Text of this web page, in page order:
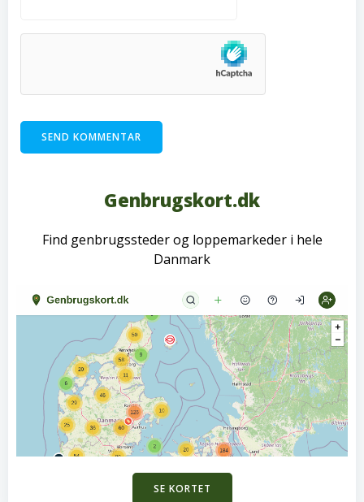
Genbrugskort.dk
Find genbrugssteder og loppemarkeder i hele
Danmark
SE KORTET